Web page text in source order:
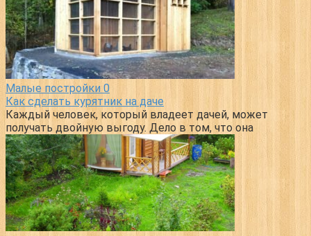
Малые постройки 0
Как сделать курятник на даче
Каждый человек, который владеет дачей, может
получать двойную выгоду. Дело в том, что она